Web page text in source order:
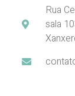
Rua
sala